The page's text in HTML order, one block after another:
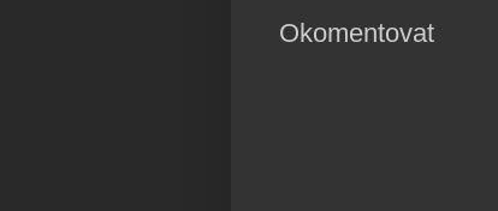
Okomentovat